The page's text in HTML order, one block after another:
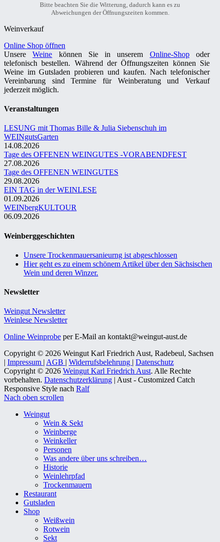
Bitte beachten Sie die Witterung, dadurch kann es zu
Abweichungen der Öffnungszeiten kommen.
Weinverkauf
Online Shop öffnen
UnsereWeine können Sie in unserem Online-Shopoder
telefonisch bestellen. Während der Öffnungszeiten können Sie
Weine im Gutsladen probieren und kaufen. Nach telefonischer
Vereinbarung sind Termine für Weinberatung und Verkauf
jederzeit möglich.
Veranstaltungen
LESUNG mit Thomas Bille & Julia Siebenschuh im
WEINgutsGarten
14.08.2026
Tage des OFFENEN WEINGUTES -VORABENDFEST
27.08.2026
Tage des OFFENEN WEINGUTES
29.08.2026
EIN TAG in der WEINLESE
01.09.2026
WEINbergKULTOUR
06.09.2026
Weinberggeschichten
Unsere Trockenmauersanieurng ist abgeschlossen
Hier geht es zu einem schönem Artikel über den Sächsischen
Wein und deren Winzer.
Newsletter
Weingut Newsletter
Weinlese Newsletter
Online Weinprobe per E-Mail an kontakt@weingut-aust.de
Copyright © 2026 Weingut Karl Friedrich Aust, Radebeul, Sachsen
| Impressum | AGB | Widerrufsbelehrung | Datenschutz
Copyright © 2026 Weingut Karl Friedrich Aust. Alle Rechte
vorbehalten. Datenschutzerklärung | Aust - Customized Catch
Responsive Style nach Ralf
Nach oben scrollen
Weingut
Wein & Sekt
Weinberge
Weinkeller
Personen
Was andere über uns schreiben…
Historie
Weinlehrpfad
Trockenmauern
Restaurant
Gutsladen
Shop
Weißwein
Rotwein
Sekt